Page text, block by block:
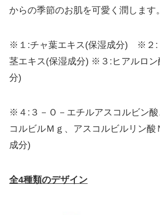
からの季節のお肌を可愛く潤します。
※１:チャ葉エキス(保湿成分) ※２:
茎エキス(保湿成分) ※３:ヒアルロン
分)
※４:３－Ｏ－エチルアスコルビン酸
コルビルＭｇ、アスコルビルリン酸
成分)
全4種類のデザイン